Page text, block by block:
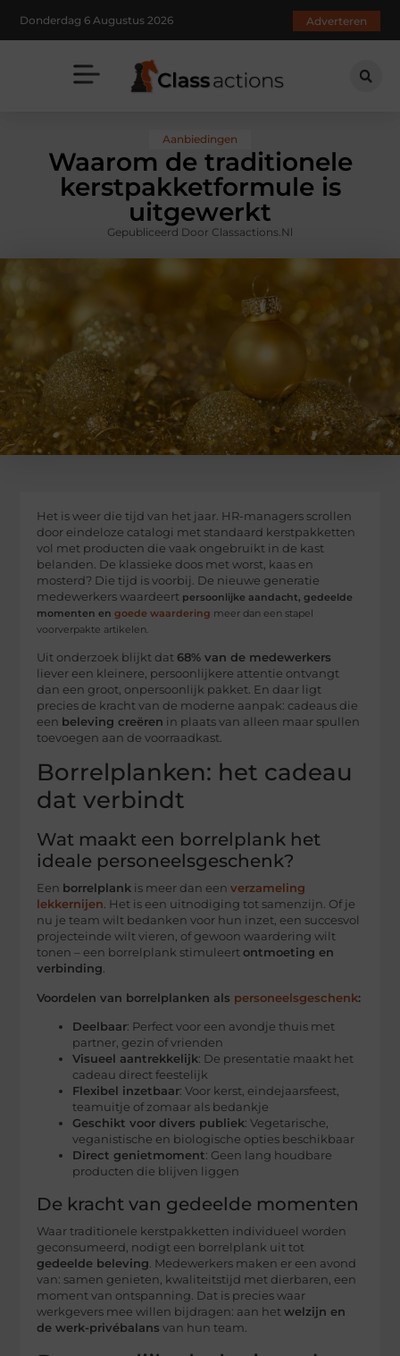
Donderdag 6 Augustus 2026 Adverteren
Aanbiedingen
Waarom de traditionele
kerstpakketformule is
uitgewerkt
Gepubliceerd Door Classactions.nl
Het is weer die tijd van het jaar. HR-managers scrollen
door eindeloze catalogi met standaard kerstpakketten
vol met producten die vaak ongebruikt in de kast
belanden. De klassieke doos met worst, kaas en
mosterd? Die tijd is voorbij. De nieuwe generatie
medewerkers waardeert persoonlijke aandacht, gedeelde
momenten engoede waardering meer dan een stapel
voorverpakte artikelen.
Uit onderzoek blijkt dat 68% van de medewerkers
liever een kleinere, persoonlijkere attentie ontvangt
dan een groot, onpersoonlijk pakket. En daar ligt
precies de kracht van de moderne aanpak: cadeaus die
een beleving creëren in plaats van alleen maar spullen
toevoegen aan de voorraadkast.
Borrelplanken: het cadeau
dat verbindt
Wat maakt een borrelplank het
ideale personeelsgeschenk?
Een borrelplank is meer dan eenverzameling
lekkernijen. Het is een uitnodiging tot samenzijn. Of je
nu je team wilt bedanken voor hun inzet, een succesvol
projecteinde wilt vieren, of gewoon waardering wilt
tonen – een borrelplank stimuleertontmoeting en
verbinding.
Voordelen van borrelplanken als personeelsgeschenk:
Deelbaar: Perfect voor een avondje thuis met
partner, gezin of vrienden
Visueel aantrekkelijk: De presentatie maakt het
cadeau direct feestelijk
Flexibel inzetbaar: Voor kerst, eindejaarsfeest,
teamuitje of zomaar als bedankje
Geschikt voor divers publiek: Vegetarische,
veganistische en biologische opties beschikbaar
Direct genietmoment: Geen lang houdbare
producten die blijven liggen
De kracht van gedeelde momenten
Waar traditionele kerstpakketten individueel worden
geconsumeerd, nodigt een borrelplank uit tot
gedeelde beleving. Medewerkers maken er een avond
van: samen genieten, kwaliteitstijd met dierbaren, een
moment van ontspanning. Dat is precies waar
werkgevers mee willen bijdragen: aan hetwelzijn en
de werk-privébalans van hun team.